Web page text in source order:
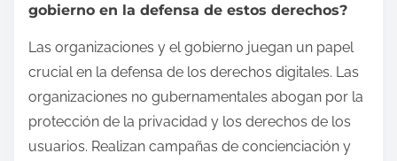
gobierno en la defensa de estos derechos?
Las organizaciones y el gobierno juegan un papel
crucial en la defensa de los derechos digitales. Las
organizaciones no gubernamentales abogan por la
protección de la privacidad y los derechos de los
usuarios. Realizan campañas de concienciación y